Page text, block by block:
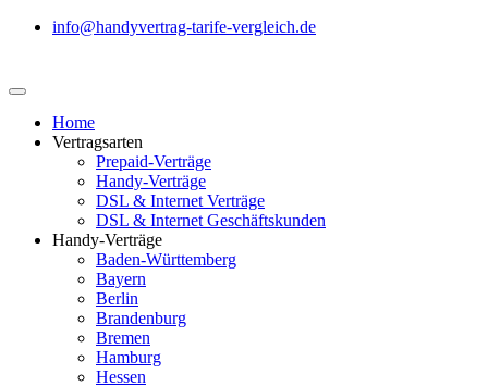
info@handyvertrag-tarife-vergleich.de
Home
Vertragsarten
Prepaid-Verträge
Handy-Verträge
DSL & Internet Verträge
DSL & Internet Geschäftskunden
Handy-Verträge
Baden-Württemberg
Bayern
Berlin
Brandenburg
Bremen
Hamburg
Hessen